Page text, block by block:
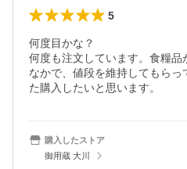
5
何度目かな？
何度も注文しています。食糧品
なかで、値段を維持してもらっ
た購入したいと思います。
購入したストア
御用蔵 大川